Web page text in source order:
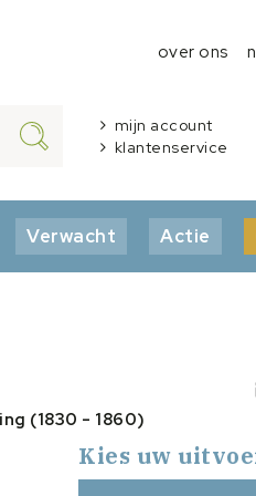
over ons
mijn account
klantenservice
Verwacht Actie
(1830 - 1860)
Kies uw